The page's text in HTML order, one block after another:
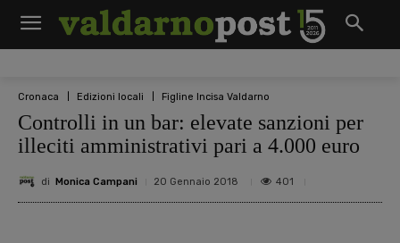
Cronaca Edizioni locali Figline Incisa Valdarno
Controlli in un bar: elevate sanzioni per
illeciti amministrativi pari a 4.000 euro
di Monica Campani 20 Gennaio 2018 401